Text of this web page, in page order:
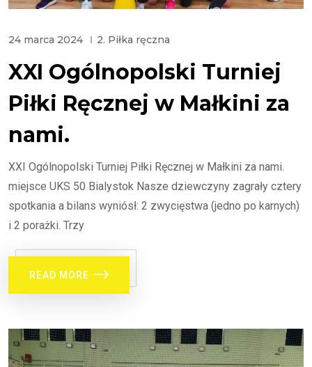
24 marca 2024 2. Piłka ręczna
XXI Ogólnopolski Turniej
Piłki Ręcznej w Małkini za
nami.
XXI Ogólnopolski Turniej Piłki Ręcznej w Małkini za nami.
miejsce UKS 50 Bialystok Nasze dziewczyny zagrały cztery
spotkania a bilans wyniósł: 2 zwycięstwa (jedno po karnych)
i 2 porażki. Trzy
READ MORE